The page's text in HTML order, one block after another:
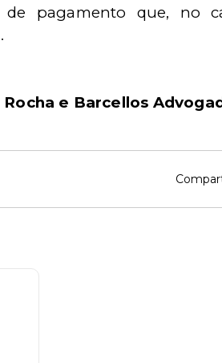
pagamento que, no
Rocha e Barcellos